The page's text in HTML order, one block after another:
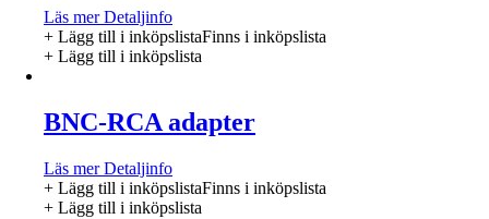
Läs merDetaljinfo
+ Lägg till i inköpslistaFinns i inköpslista
+ Lägg till i inköpslista
BNC-RCA adapter
Läs merDetaljinfo
+ Lägg till i inköpslistaFinns i inköpslista
+ Lägg till i inköpslista